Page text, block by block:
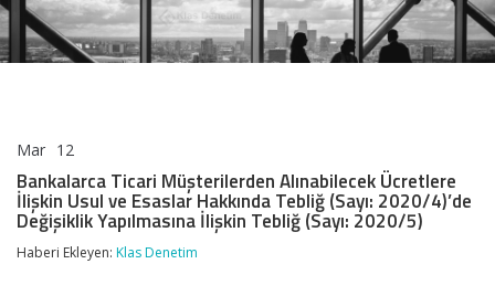
Mar 12
Müşterilerden
Alınabilecek
Ücretlere
İlişkin
Usul
Bankalarca Ticari Müşterilerden Alınabilecek Ücretlere
İlişkin Usul ve Esaslar Hakkında Tebliğ (Sayı: 2020/4)’de
Değişiklik Yapılmasına İlişkin Tebliğ (Sayı: 2020/5)
Haberi Ekleyen: Klas Denetim